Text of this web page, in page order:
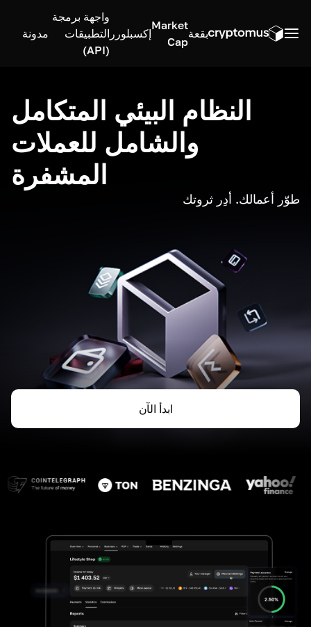
بقعة
Market
Cap
إكسبلورر
واجهة برمجة
التطبيقات
(API)
مدونة
النظام البيئي المتكامل
والشامل للعملات
المشفرة
طوّر أعمالك. أدِر ثروتك
ابدأ الآن